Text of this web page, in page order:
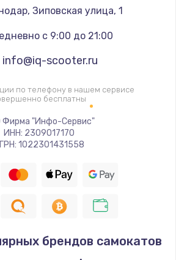
термопредохранителя
700 руб.
Заказать
Замена ТЭНа
2500 руб.
1400 руб.
электронного модуля
, Зиповская улица, 1
с 9:00 до 21:00
info@iq-scooter.ru
по телефону в нашем сервисе
бесплатны
Фирма "Инфо-Сервис"
ИНН: 2309017170
1022301431558
брендов самокатов